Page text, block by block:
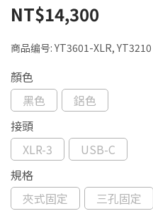
NT$14,300
商品编号: YT3601-XLR, YT3210
顏色
黑色
鋁色
接頭
XLR-3
USB-C
規格
夾式固定
三孔固定